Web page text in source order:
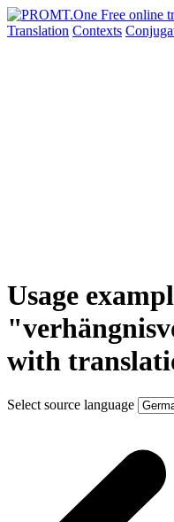
Translation Contexts
Usage
with
Select source language